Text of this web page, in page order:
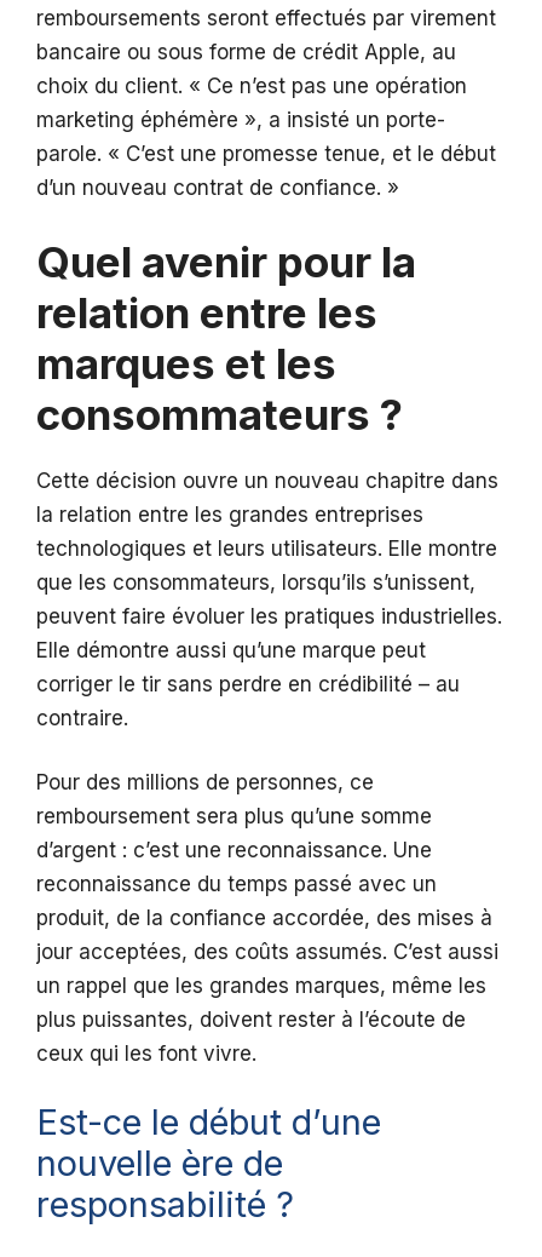
remboursements seront effectués par virement
bancaire ou sous forme de crédit Apple, au
choix du client. « Ce n’est pas une opération
marketing éphémère », a insisté un porte-
parole. « C’est une promesse tenue, et le début
d’un nouveau contrat de confiance. »
Quel avenir pour la
relation entre les
marques et les
consommateurs ?
Cette décision ouvre un nouveau chapitre dans
la relation entre les grandes entreprises
technologiques et leurs utilisateurs. Elle montre
que les consommateurs, lorsqu’ils s’unissent,
peuvent faire évoluer les pratiques industrielles.
Elle démontre aussi qu’une marque peut
corriger le tir sans perdre en crédibilité – au
contraire.
Pour des millions de personnes, ce
remboursement sera plus qu’une somme
d’argent : c’est une reconnaissance. Une
reconnaissance du temps passé avec un
produit, de la confiance accordée, des mises à
jour acceptées, des coûts assumés. C’est aussi
un rappel que les grandes marques, même les
plus puissantes, doivent rester à l’écoute de
ceux qui les font vivre.
Est-ce le début d’une
nouvelle ère de
responsabilité ?